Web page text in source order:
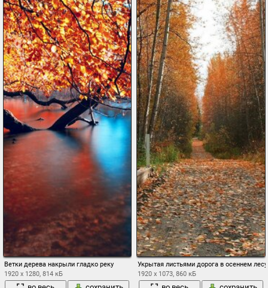
Ветки дерева накрыли гладко реку
1920 x 1280, 814 кБ
Укрытая листьями дорога в осеннем лесу
1920 x 1073, 860 кБ